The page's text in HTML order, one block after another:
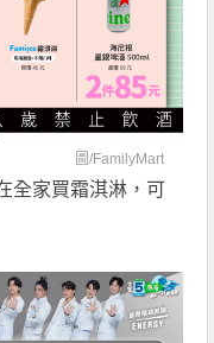
圖/FamilyMart
全家買霜淇淋，可